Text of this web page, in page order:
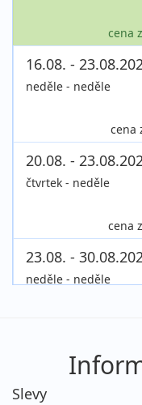
cena
16.08. -
neděle - neděle
cena
20.08. -
čtvrtek - neděle
cena
23.08. -
neděle - neděle
27.08. - 30.08.2026
čtvrtek - neděle
Slevy